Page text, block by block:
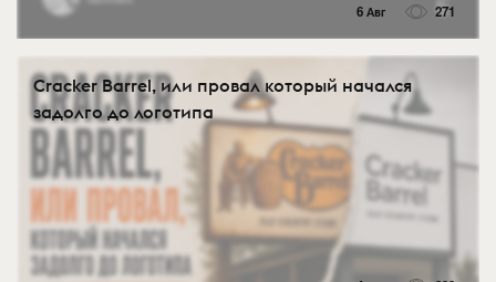
6 Авг 271
Cracker Barrel, или провал который начался
задолго до логотипа